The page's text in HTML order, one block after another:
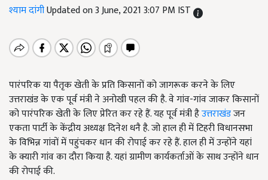
श्याम दांगीUpdated on 3 June, 2021 3:07 PM IST
पारंपरिक या पैतृक खेती के प्रति किसानों को जागरूक करने के लिए
उत्तराखंड के एक पूर्व मंत्री ने अनोखी पहल की है. वे गांव-गांव जाकर किसानों
को पारंपरिक खेती के लिए प्रेरित कर रहे हैं. यह पूर्व मंत्री हैउत्तराखंडजन
एकता पार्टी के केंद्रीय अध्यक्ष दिनेश धनै है. जो हाल ही में टिहरी विधानसभा
के विभिन्न गांवों में पहुंचकर धान की रोपाई कर रहे हैं. हाल ही में उन्होंने यहां
के क्यारी गांव का दौरा किया है. यहां ग्रामीण कार्यकर्ताओं के साथ उन्होंने धान
की रोपाई की.